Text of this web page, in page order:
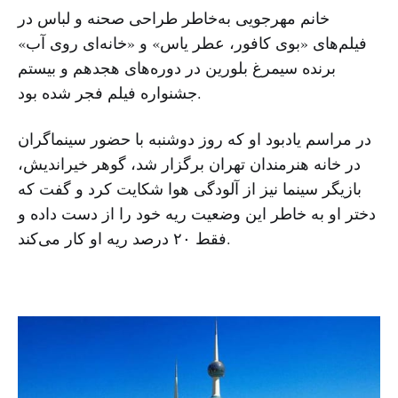
خانم مهرجویی به‌خاطر طراحی صحنه و لباس در
فیلم‌های «بوی کافور، عطر یاس» و «خانه‌ای روی آب»
برنده سیمرغ بلورین در دوره‌های هجدهم و بیستم
جشنواره فیلم فجر شده بود.
در مراسم یادبود او که روز دوشنبه با حضور سینماگران
در خانه هنرمندان تهران برگزار شد، گوهر خیراندیش،
بازیگر سینما نیز از آلودگی هوا شکایت کرد و گفت که
دختر او به خاطر این وضعیت ریه خود را از دست داده و
فقط ۲۰ درصد ریه او کار می‌کند.